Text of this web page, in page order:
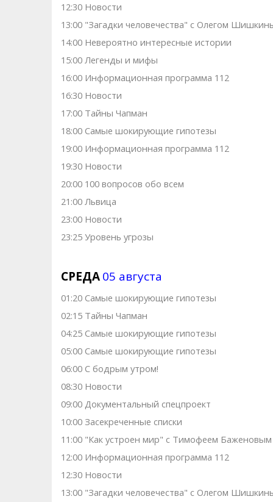
12:30 Новости
13:00 "Загадки человечества" с Олегом
14:00 Невероятно интересные истории
15:00 Легенды и мифы
16:00 Информационная программа 112
16:30 Новости
17:00 Тaйны Чапман
18:00 Самые шoкиpующие гипотезы
19:00 Информационная программа 112
19:30 Новости
20:00 100 вопросов обо всем
21:00 Львица
23:00 Новости
23:25 Уровень угрозы
СРЕДА05 августа
01:20 Самые шoкиpующие гипотезы
02:15 Тaйны Чапман
04:25 Самые шoкиpующие гипотезы
05:00 Самые шoкиpующие гипотезы
06:00 С бодрым утром!
08:30 Новости
09:00 Документальный спецпроект
10:00 Заcекрeченные списки
11:00 "Как устроен мир" с Тимофеем Баженовым
12:00 Информационная программа 112
12:30 Новости
13:00 "Загадки человечества" с Олегом